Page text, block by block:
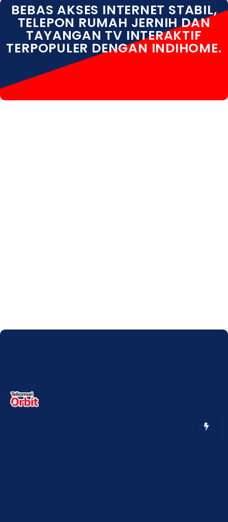
BEBAS AKSES INTERNET STABIL,
TELEPON RUMAH JERNIH DAN
TAYANGAN TV INTERAKTIF
TERPOPULER DENGAN INDIHOME.